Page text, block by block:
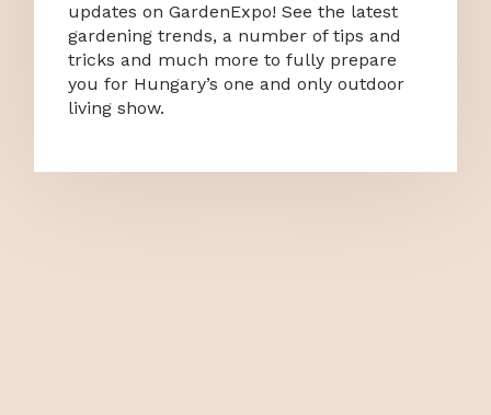
updates on GardenExpo! See the latest
gardening trends, a number of tips and
tricks and much more to fully prepare
you for Hungary’s one and only outdoor
living show.